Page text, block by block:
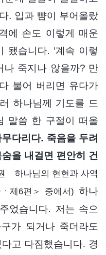
. 입과 뺨이 부어올랐
에 손도 이렇게 매운
됐습니다. ‘계속 이렇
나 죽지나 않을까? 만
불어 버리면 유다가
하나님께 기도를 드
말씀 한 구절이 떠올
다리다. 죽음을 두려
을 내걸면 편안히 건
하나님의 현현과 사역
제6편＞ 중에서) 하나
었습니다. 저는 속으
가 되거나 죽더라도
고 다짐했습니다. 경